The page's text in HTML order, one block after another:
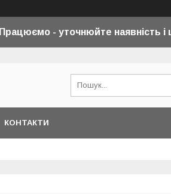
Працюємо - уточнюйте наявність і
КОНТАКТИ